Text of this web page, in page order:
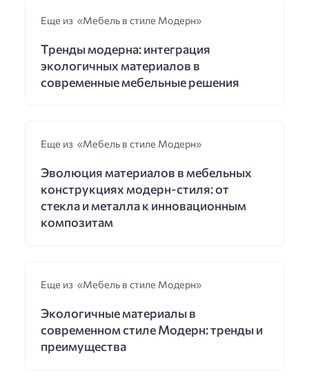
Еще из «Мебель в стиле Модерн»
Тренды модерна: интеграция
экологичных материалов в
современные мебельные решения
Еще из «Мебель в стиле Модерн»
Эволюция материалов в мебельных
конструкциях модерн-стиля: от
стекла и металла к инновационным
композитам
Еще из «Мебель в стиле Модерн»
Экологичные материалы в
современном стиле Модерн: тренды и
преимущества